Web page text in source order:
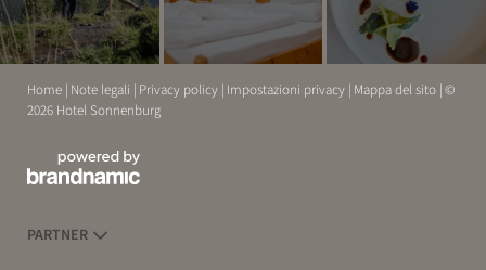
Home | Note legali | Privacy policy | Impostazioni privacy | Mappa del sito |©
2026 Hotel Sonnenburg
PARTNER